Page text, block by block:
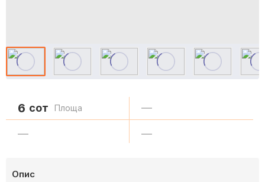
6 сот Площа —
— —
Опис